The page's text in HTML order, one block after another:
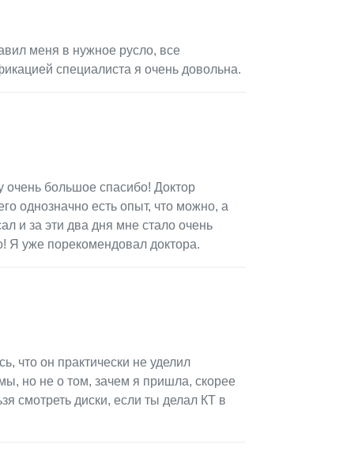
меня в нужное русло, все
специалиста я очень довольна.
очень большое спасибо! Доктор
однозначно есть опыт, что можно, а
и за эти два дня мне стало очень
Я уже порекомендовал доктора.
что он практически не уделил
но не о том, зачем я пришла, скорее
смотреть диски, если ты делал КТ в